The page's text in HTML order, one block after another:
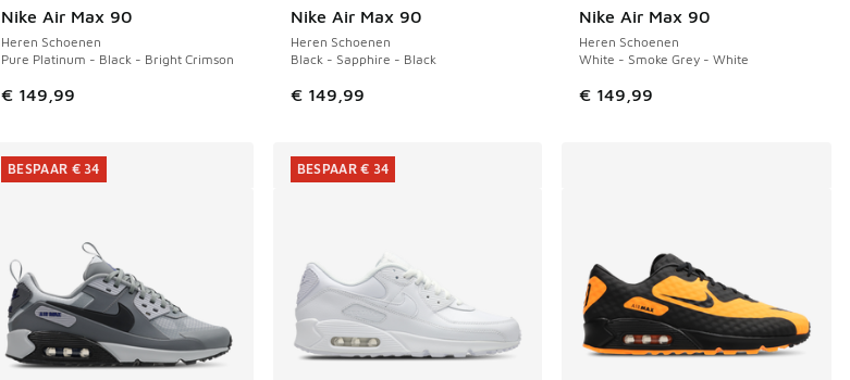
Nike Air Max 90
Heren Schoenen
Pure Platinum - Black - Bright Crimson
€ 149,99
Nike Air Max 90
Heren Schoenen
Black - Sapphire - Black
€ 149,99
Nike Air Max 90
Heren Schoenen
White - Smoke Grey - White
€ 149,99
BESPAAR € 34 BESPAAR € 34